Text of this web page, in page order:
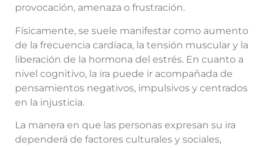
provocación, amenaza o frustración.
Físicamente, se suele manifestar como aumento
de la frecuencia cardíaca, la tensión muscular y la
liberación de la hormona del estrés. En cuanto a
nivel cognitivo, la ira puede ir acompañada de
pensamientos negativos, impulsivos y centrados
en la injusticia.
La manera en que las personas expresan su ira
dependerá de factores culturales y sociales,